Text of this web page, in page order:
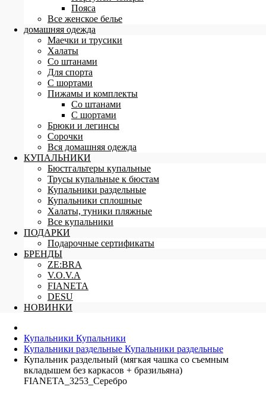
Пояса
Все женское белье
домашняя одежда
Маечки и трусики
Халаты
Со штанами
Для спорта
С шортами
Пижамы и комплекты
Со штанами
С шортами
Брюки и легинсы
Сорочки
Вся домашняя одежда
КУПАЛЬНИКИ
Бюстгальтеры купальные
Трусы купальные к бюстам
Купальники раздельные
Купальники сплошные
Халаты, туники пляжные
Все купальники
ПОДАРКИ
Подарочные сертификаты
БРЕНДЫ
ZE:BRA
V.O.V.A
FIANETA
DESU
НОВИНКИ
Купальники Купальники
Купальники раздельные Купальники раздельные
Купальник раздельный (мягкая чашка со съемным
вкладышем без каркасов + бразильяна)
FIANETA_3253_Серебро